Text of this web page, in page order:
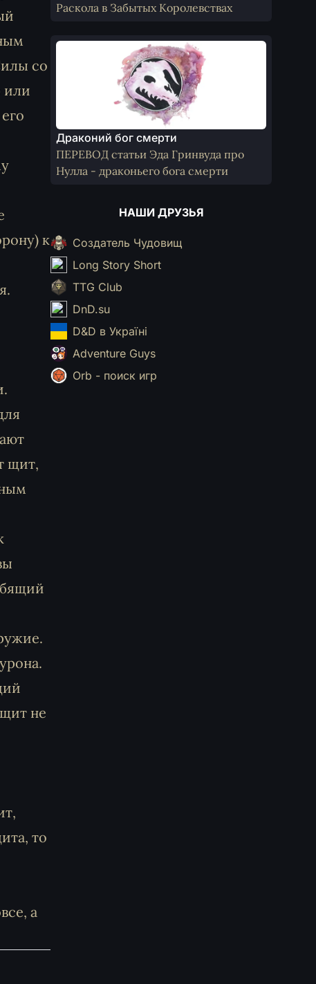
со
или
к
щит,
не
то
а
Раскола в Забытых Королевствах
Драконий бог смерти
ПЕРЕВОД статьи Эда Гринвуда про
Нулла - драконьего бога смерти
НАШИ ДРУЗЬЯ
Создатель Чудовищ
Long Story Short
TTG Club
DnD.su
D&D в Україні
Adventure Guys
Orb - поиск игр